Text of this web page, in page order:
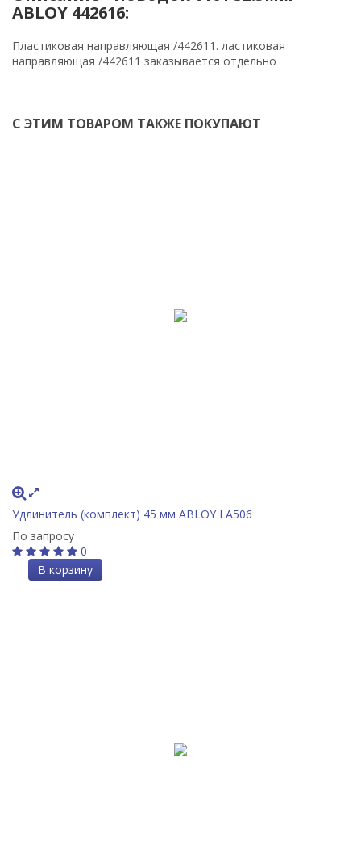
ABLOY 442616:
Пластиковая направляющая /442611. ластиковая
направляющая /442611 заказывается отдельно
С ЭТИМ ТОВАРОМ ТАКЖЕ ПОКУПАЮТ
Удлинитель (комплект) 45 мм ABLOY LA506
По запросу
0
В корзину